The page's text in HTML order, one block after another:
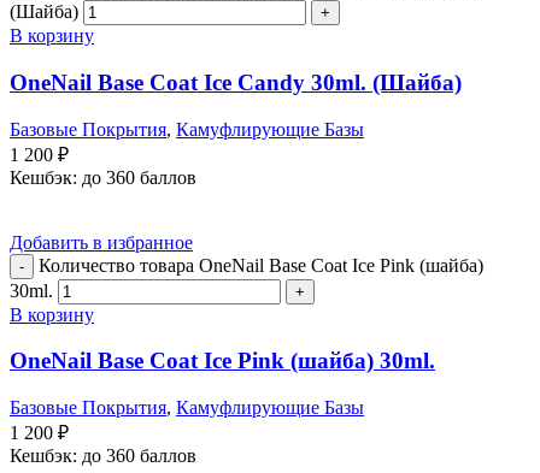
(Шайба)
В корзину
OneNail Base Coat Iсe Candy 30ml. (Шайба)
Базовые Покрытия, Камуфлирующие Базы
1 200 ₽
Кешбэк: до 360 баллов
Добавить в избранное
Количество товара OneNail Base Coat Iсe Pink (шайба)
30ml.
В корзину
OneNail Base Coat Iсe Pink (шайба) 30ml.
Базовые Покрытия, Камуфлирующие Базы
1 200 ₽
Кешбэк: до 360 баллов